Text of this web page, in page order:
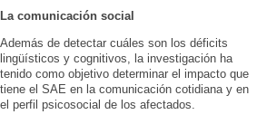
La comunicación social
Además de detectar cuáles son los déficits
lingüísticos y cognitivos, la investigación ha
tenido como objetivo determinar el impacto que
tiene el SAE en la comunicación cotidiana y en
el perfil psicosocial de los afectados.